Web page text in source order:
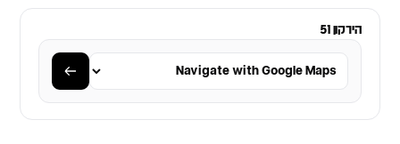
הירקון 51